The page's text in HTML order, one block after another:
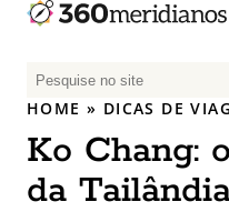
P
e
q
u
i
HOME » DICAS DE
Ko Chang:
da